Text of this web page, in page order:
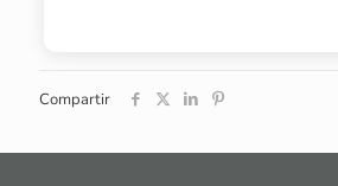
Compartir